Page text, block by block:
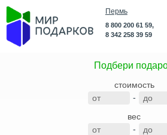
Пермь
8 800 200 61 59,
8 342 258 39 59
Подбери
стоимость
-
вес
-